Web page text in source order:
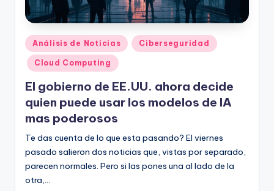
Publicado
en
Análisis de Noticias Ciberseguridad
Cloud Computing
El gobierno de EE.UU. ahora decide
quien puede usar los modelos de IA
mas poderosos
Te das cuenta de lo que esta pasando? El viernes
pasado salieron dos noticias que, vistas por separado,
parecen normales. Pero si las pones una al lado de la
otra,…